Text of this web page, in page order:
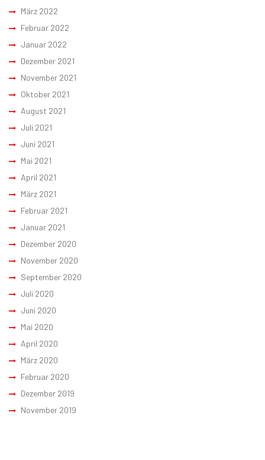
März 2022
Februar 2022
Januar 2022
Dezember 2021
November 2021
Oktober 2021
August 2021
Juli 2021
Juni 2021
Mai 2021
April 2021
März 2021
Februar 2021
Januar 2021
Dezember 2020
November 2020
September 2020
Juli 2020
Juni 2020
Mai 2020
April 2020
März 2020
Februar 2020
Dezember 2019
November 2019